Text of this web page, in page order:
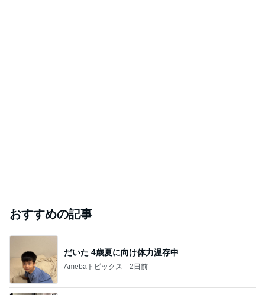
おすすめの記事
だいた 4歳夏に向け体力温存中
Amebaトピックス 2日前